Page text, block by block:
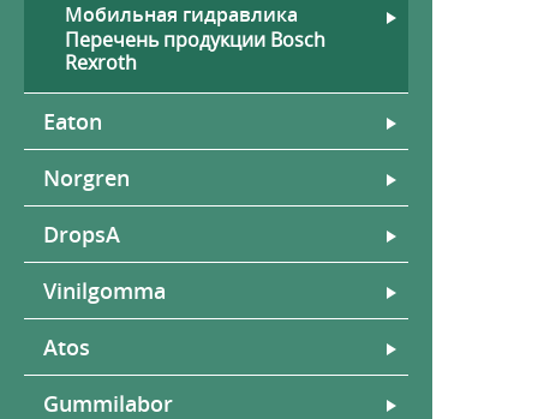
Мобильная гидравлика
Перечень продукции Bosch
Rexroth
Eaton
Norgren
DropsA
Vinilgomma
Atos
Gummilabor